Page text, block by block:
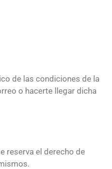
de las condiciones de la
o hacerte llegar dicha
reserva el derecho de